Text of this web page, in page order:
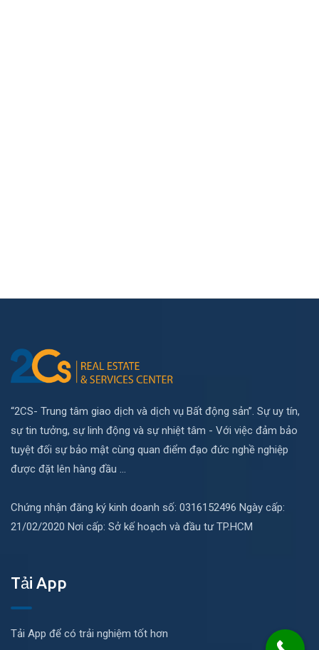
“2CS- Trung tâm giao dịch và dịch vụ Bất động sản”. Sự uy tín,
sự tin tưởng, sự linh động và sự nhiệt tâm - Với việc đảm bảo
tuyệt đối sự bảo mật cùng quan điểm đạo đức nghề nghiệp
được đặt lên hàng đầu ...
Chứng nhận đăng ký kinh doanh số: 0316152496 Ngày cấp:
21/02/2020 Nơi cấp: Sở kế hoạch và đầu tư TP.HCM
Tải App
Tải App để có trải nghiệm tốt hơn